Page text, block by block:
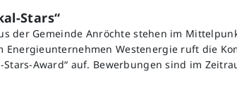
Stars“
der Gemeinde Anröchte stehen im
Energieunternehmen Westenergie ruft die
Award“ auf. Bewerbungen sind im